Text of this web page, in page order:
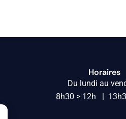
Horaires
Du lundi au
8h30 > 12h |